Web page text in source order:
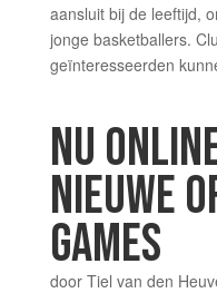
aansluit bij de leeftijd,
jonge basketballers.
geïnteresseerden
NU
NIEUWE
GAMES
door Tiel van den